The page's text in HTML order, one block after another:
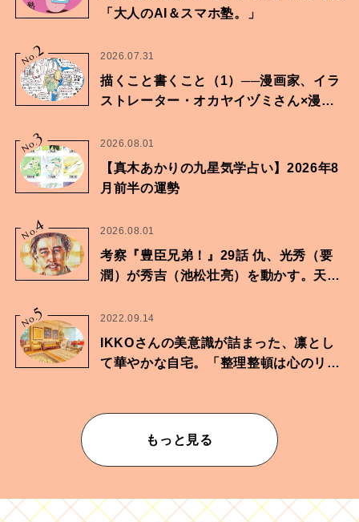
「大人のAI＆スマホ塾。」
No.2 2026.07.31
描くこと書くこと（1）──漫画家、イラ
ストレーター・オカヤイヅミさん×漫画
No.
3 2026.08.01
【真木あかりの九星気学占い】2026年8
月前半の運勢
No.
4 2026.08.01
考察『豊臣兄弟！』29話 仇、光秀（要
潤）が秀吉（池松壮亮）を動かす。天下
No.
5 2022.09.14
IKKOさんの美意識が詰まった、凛とし
て華やかな自宅。「整理整頓は心のリズ
もっと見る